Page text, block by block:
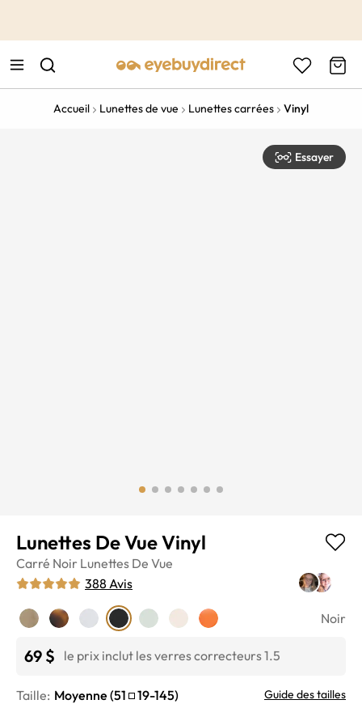
Accueil Lunettes de vue Lunettes carrées Vinyl
Essayer
Lunettes De Vue Vinyl
Carré Noir Lunettes De Vue
388 Avis
Noir
69 $ le prix inclut les verres correcteurs 1.5
Taille: Moyenne (51 19-145) Guide des tailles